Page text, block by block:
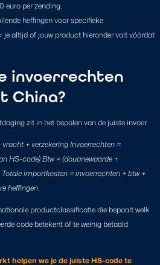
euro per zending.
heffingen voor specifieke
je altijd of jouw product hieronder valt vóórdat
invoerrechten
China?
zit in het bepalen van de juiste invoer.
+ verzekering Invoerrechten =
HS-code) Btw = (douanewaarde +
importkosten = invoerrechten + btw +
heffingen.
productclassificatie die bepaalt welk
code betekent óf te weinig betaald
helpen we je de juiste HS-code te